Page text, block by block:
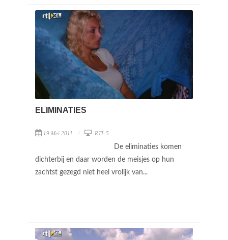
ELIMINATIES
19 Mei 2011 RTL 5
De eliminaties komen
dichterbij en daar worden de meisjes op hun
zachtst gezegd niet heel vrolijk van...